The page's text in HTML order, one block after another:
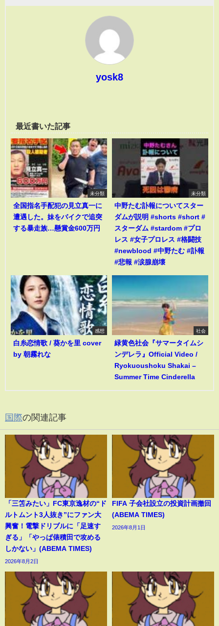
yosk8
最近書いた記事
未分類
全国指名手配犯の見立真一に
遭遇した。妹をバイクで追突
する暴走族…懸賞金600万円
未分類
中野たむ訃報についてスター
ダムが説明 #shorts #short #
スターダム #stardom #プロ
レス #女子プロレス #格闘技
#newblood #中野たむ #訃報
#悲報 #涙腺崩壊
感想
白糸恋情歌 / 葵かを里 cover
by 朝霧れな
社会
緑黄色社会『サマータイムシ
ンデレラ』Official Video /
Ryokuoushoku Shakai –
Summer Time Cinderella
国際の関連記事
「三笘みたい」FC東京逸材の“ド
ルトムント3人抜き”にファン大
興奮！電撃ドリブルに「足速す
ぎる」「やっぱ俵積田で攻める
しかない」(ABEMA TIMES)
2026年8月2日
FIFA 子会社設立の投資計画撤回
(ABEMA TIMES)
2026年8月1日